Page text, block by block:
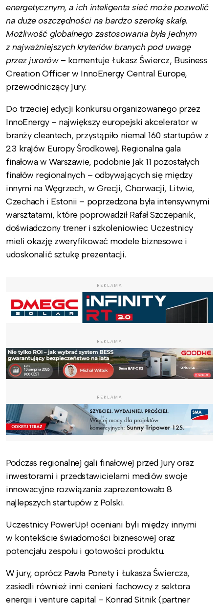
energetycznym, a ich inteligenta sieć może pozwolić
na duże oszczędności na bardzo szeroką skalę.
Możliwość globalnego zastosowania była jednym
z najważniejszych kryteriów branych pod uwagę
przez jurorów– komentuje Łukasz Świercz, Business
Creation Officer w InnoEnergy Central Europe,
przewodniczący jury.
Do trzeciej edycji konkursu organizowanego przez
InnoEnergy – największy europejski akcelerator w
branży cleantech, przystąpiło niemal 160 startupów z
23 krajów Europy Środkowej. Regionalna gala
finałowa w Warszawie, podobnie jak 11 pozostałych
finałów regionalnych – odbywających się między
innymi na Węgrzech, w Grecji, Chorwacji, Litwie,
Czechach i Estonii – poprzedzona była intensywnymi
warsztatami, które poprowadził Rafał Szczepanik,
doświadczony trener i szkoleniowiec. Uczestnicy
mieli okazję zweryfikować modele biznesowe i
udoskonalić sztukę prezentacji.
REKLAMA
REKLAMA
REKLAMA
Podczas regionalnej gali finałowej przed jury oraz
inwestorami i przedstawicielami mediów swoje
innowacyjne rozwiązania zaprezentowało 8
najlepszych startupów z Polski.
Uczestnicy PowerUp! oceniani byli między innymi
w kontekście świadomości biznesowej oraz
potencjału zespołu i gotowości produktu.
W jury, oprócz Pawła Ponety i Łukasza Świercza,
zasiedli również inni cenieni fachowcy z sektora
energii i venture capital – Konrad Sitnik (partner